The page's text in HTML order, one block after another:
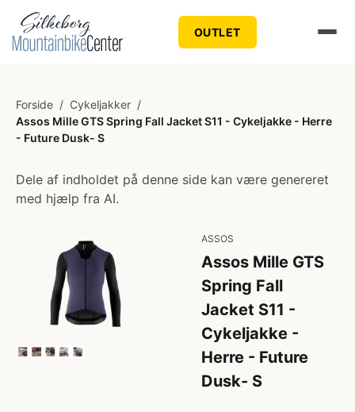
OUTLET
Forside / Cykeljakker /
Assos Mille GTS Spring Fall Jacket S11 - Cykeljakke - Herre
- Future Dusk- S
Dele af indholdet på denne side kan være genereret
med hjælp fra AI.
ASSOS
Assos Mille GTS
Spring Fall
Jacket S11 -
Cykeljakke -
Herre - Future
Dusk- S